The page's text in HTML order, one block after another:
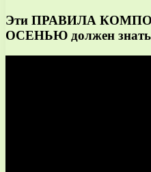
Эти ПРАВИЛА
ОСЕНЬЮ должен